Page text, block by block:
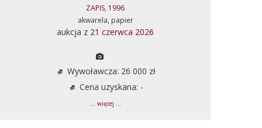
ZAPIS, 1996
akwarela, papier
aukcja z 21 czerwca 2026
Wywoławcza: 26 000 zł
Cena uzyskana: -
... więcej ...